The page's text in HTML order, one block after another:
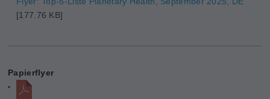
[177.76 KB]
Papierflyer